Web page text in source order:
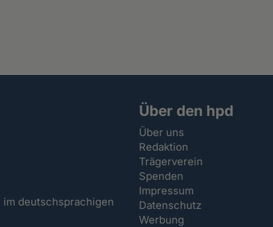
deutschsprachigen
Über den hpd
Über uns
Redaktion
Trägerverein
Spenden
Impressum
Datenschutz
Werbung